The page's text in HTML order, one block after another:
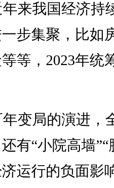
来我国经济持
步集聚，比如
等，2023年统
变局的演进，
有“小院高墙
运行的负面影